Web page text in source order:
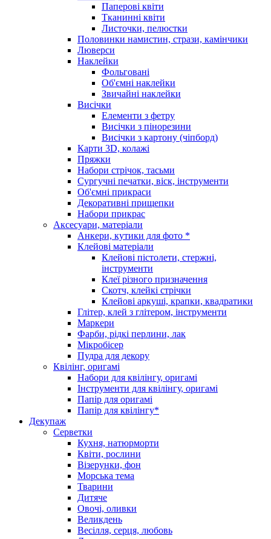
Паперові квіти
Тканинні квіти
Листочки, пелюстки
Половинки намистин, стрази, камінчики
Люверси
Наклейки
Фольговані
Об'ємні наклейки
Звичайні наклейки
Висічки
Елементи з фетру
Висічки з пінорезини
Висічки з картону (чіпборд)
Карти 3D, колажі
Пряжки
Набори стрічок, тасьми
Сургучні печатки, віск, інструменти
Об'ємні прикраси
Декоративні прищепки
Набори прикрас
Аксесуари, матеріали
Анкери, кутики для фото *
Клейові матеріали
Клейові пістолети, стержні,
інструменти
Клеї різного призначення
Скотч, клейкі стрічки
Клейові аркуші, крапки, квадратики
Глітер, клей з глітером, інструменти
Маркери
Фарби, рідкі перлини, лак
Мікробісер
Пудра для декору
Квілінг, оригамі
Набори для квілінгу, оригамі
Інструменти для квілінгу, оригамі
Папір для оригамі
Папір для квілінгу*
Декупаж
Серветки
Кухня, натюрморти
Квіти, рослини
Візерунки, фон
Морська тема
Тварини
Дитяче
Овочі, оливки
Великдень
Весілля, серця, любовь